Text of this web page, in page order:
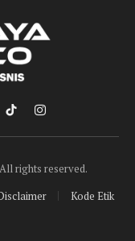
TikTokInstagram
rights reserved.
Kode Etik